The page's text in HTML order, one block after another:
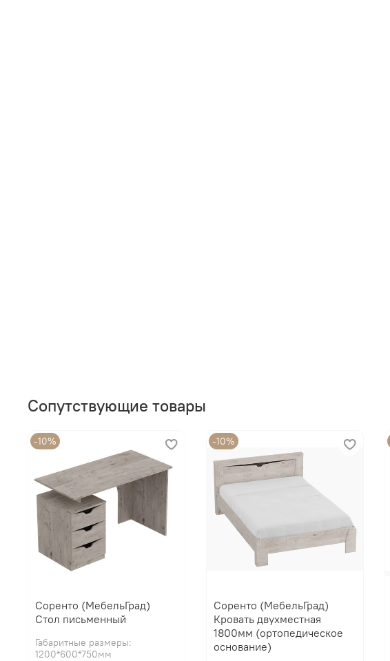
Сопутствующие товары
-10%
Соренто (МебельГрад)
Стол письменный
Габаритные размеры:
1200*600*750мм
-10%
Соренто (МебельГрад)
Кровать двухместная
1800мм (ортопедическое
основание)